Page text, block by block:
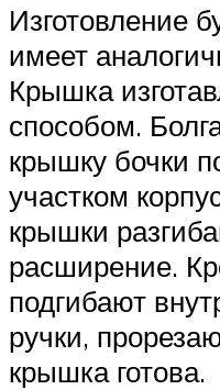
Изготовление
имеет
Крышка
способом.
крышку бочки
участком
крышки
расширение.
подгибают
ручки,
крышка готова.